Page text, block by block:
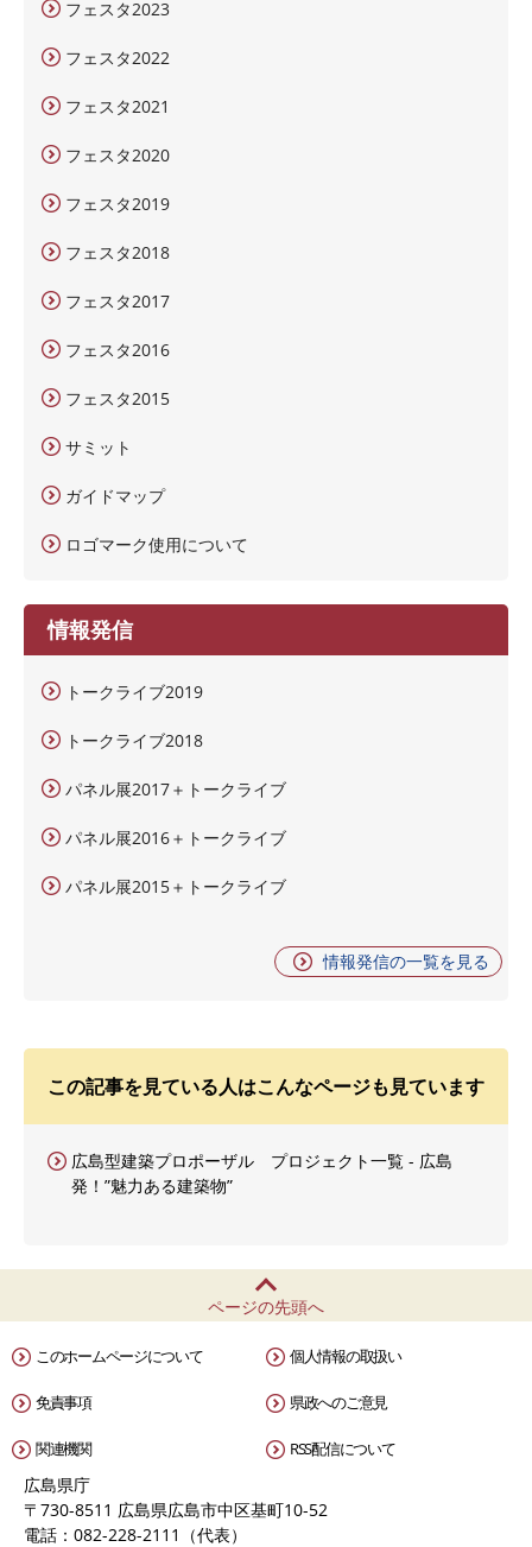
フェスタ2023
フェスタ2022
フェスタ2021
フェスタ2020
フェスタ2019
フェスタ2018
フェスタ2017
フェスタ2016
フェスタ2015
サミット
ガイドマップ
ロゴマーク使用について
情報発信
トークライブ2019
トークライブ2018
パネル展2017＋トークライブ
パネル展2016＋トークライブ
パネル展2015＋トークライブ
情報発信の一覧を見る
この記事を見ている人はこんなページも見ています
広島型建築プロポーザル プロジェクト一覧 - 広島
発！”魅力ある建築物”
ページの先頭へ
このホームページについて 個人情報の取扱い
免責事項 県政へのご意見
関連機関 RSS配信について
広島県庁
〒730-8511 広島県広島市中区基町10-52
電話：082-228-2111（代表）